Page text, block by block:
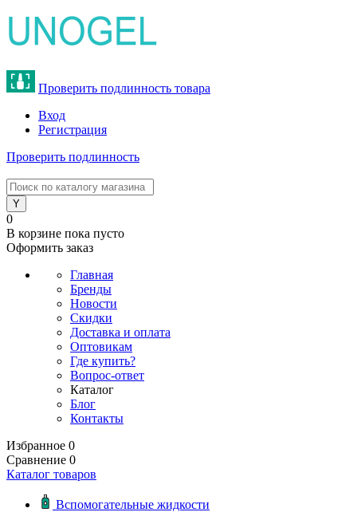
Проверить подлинность товара
Вход
Регистрация
Проверить подлинность
0
В корзине пока пусто
Оформить заказ
Главная
Бренды
Новости
Скидки
Доставка и оплата
Оптовикам
Где купить?
Вопрос-ответ
Каталог
Блог
Контакты
Избранное 0
Сравнение 0
Каталог товаров
Вспомогательные жидкости